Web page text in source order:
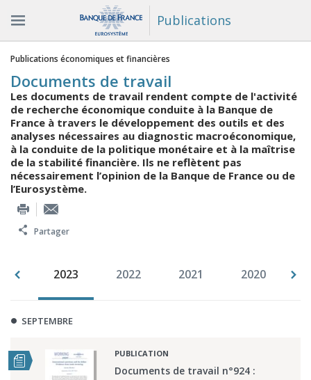
Publications
Vous êtes ici
Publications économiques et financières
Documents de travail
Les documents de travail rendent compte de l'activité
de recherche économique conduite à la Banque de
France à travers le développement des outils et des
analyses nécessaires au diagnostic macroéconomique,
à la conduite de la politique monétaire et à la maîtrise
de la stabilité financière. Ils ne reflètent pas
nécessairement l’opinion de la Banque de France ou de
l’Eurosystème.
Partager
2023 2022 2021 2020
SEPTEMBRE
PUBLICATION
Documents de travail n°924 :